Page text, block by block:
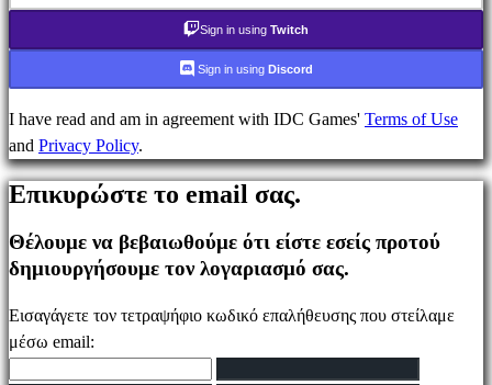
Gifts
Λογαριασμός
Εγγραφείτε
Σύνδεση
τον
κωδικό
σας;
Sign in using Twitch
Sign in using Discord
I have read and am in agreement with IDC Games' Terms of Use
and Privacy Policy.
Επικυρώστε το email σας.
Θέλουμε να βεβαιωθούμε ότι είστε εσείς προτού
δημιουργήσουμε τον λογαριασμό σας.
Εισαγάγετε τον τετραψήφιο κωδικό επαλήθευσης που στείλαμε
μέσω email: